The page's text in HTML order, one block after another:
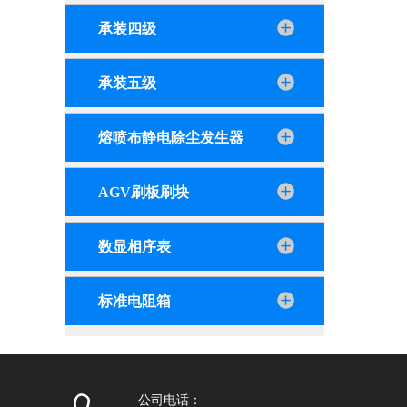
承装四级
承装五级
熔喷布静电除尘发生器
AGV刷板刷块
数显相序表
标准电阻箱
公司电话：